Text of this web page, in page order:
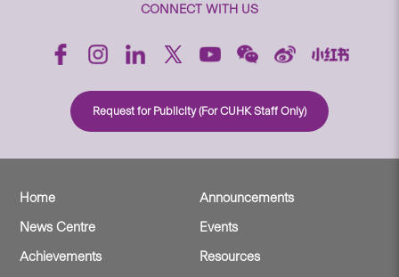
CONNECT WITH US
Request for Publicity (For CUHK Staff Only)
Home
Announcements
News Centre
Events
Achievements
Resources